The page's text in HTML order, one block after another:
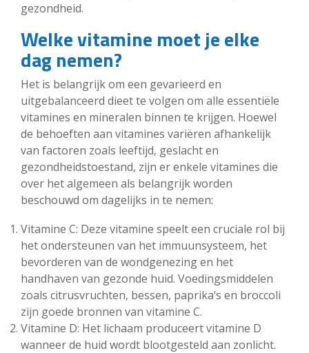
gezondheid.
Welke vitamine moet je elke
dag nemen?
Het is belangrijk om een gevarieerd en
uitgebalanceerd dieet te volgen om alle essentiële
vitamines en mineralen binnen te krijgen. Hoewel
de behoeften aan vitamines variëren afhankelijk
van factoren zoals leeftijd, geslacht en
gezondheidstoestand, zijn er enkele vitamines die
over het algemeen als belangrijk worden
beschouwd om dagelijks in te nemen:
Vitamine C: Deze vitamine speelt een cruciale rol bij
het ondersteunen van het immuunsysteem, het
bevorderen van de wondgenezing en het
handhaven van gezonde huid. Voedingsmiddelen
zoals citrusvruchten, bessen, paprika’s en broccoli
zijn goede bronnen van vitamine C.
Vitamine D: Het lichaam produceert vitamine D
wanneer de huid wordt blootgesteld aan zonlicht.